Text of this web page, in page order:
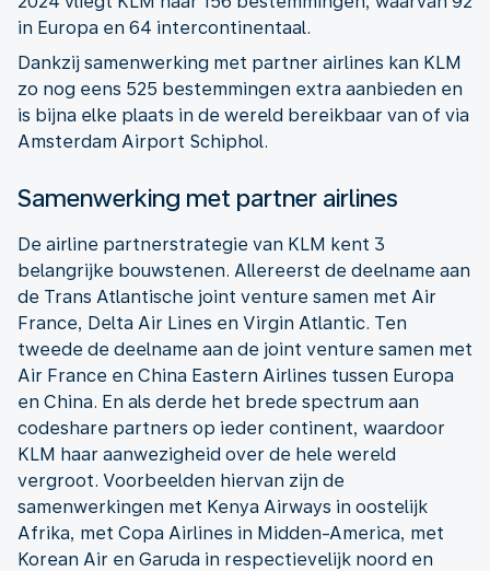
in Europa en 64 intercontinentaal.
Dankzij samenwerking met partner airlines kan KLM
zo nog eens 525 bestemmingen extra aanbieden en
is bijna elke plaats in de wereld bereikbaar van of via
Amsterdam Airport Schiphol.
Samenwerking met partner airlines
De airline partnerstrategie van KLM kent 3
belangrijke bouwstenen. Allereerst de deelname aan
de Trans Atlantische joint venture samen met Air
France, Delta Air Lines en Virgin Atlantic. Ten
tweede de deelname aan de joint venture samen met
Air France en China Eastern Airlines tussen Europa
en China. En als derde het brede spectrum aan
codeshare partners op ieder continent, waardoor
KLM haar aanwezigheid over de hele wereld
vergroot. Voorbeelden hiervan zijn de
samenwerkingen met Kenya Airways in oostelijk
Afrika, met Copa Airlines in Midden-America, met
Korean Air en Garuda in respectievelijk noord en